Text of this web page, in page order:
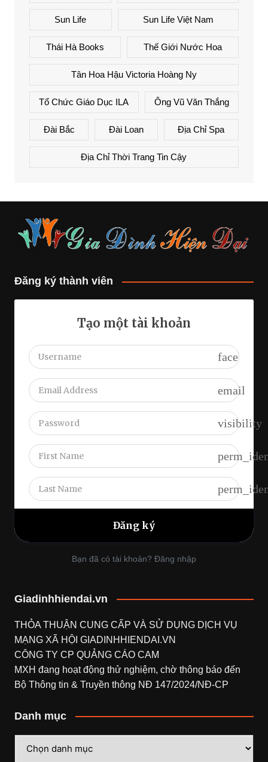
Sun Life Sun Life Việt Nam
Thái Hà Books Thế Giới Nước Hoa
Tân Hoa Hậu Victoria Hoàng Ny
Tổ Chức Giáo Dục ILA Ông Vũ Văn Thắng
Đài Bắc Đài Loan Địa Chỉ Spa
Địa Chỉ Thời Trang Tin Cậy
Đăng ký thành viên
Tạo một tài khoản
face
email
visibility
Bạn đã có tài khoản? Đăng nhập
Giadinhhiendai.vn
THỎA THUẬN CUNG CẤP VÀ SỬ DỤNG DỊCH VỤ
MẠNG XÃ HỘI GIADINHHIENDAI.VN
CÔNG TY CP QUẢNG CÁO CAM
MXH đang hoạt động thử nghiệm, chờ thông báo đến
Bộ Thông tin & Truyền thông NĐ 147/2024/NĐ-CP
Danh mục
mục